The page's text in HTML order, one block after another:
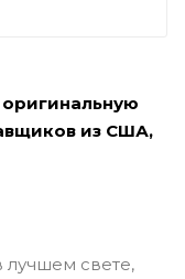
из США,
лучшем свете,